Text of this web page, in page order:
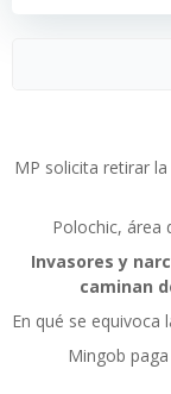
MP solicita retirar
Polochic, área
Invasores y
caminan
En qué se equivoca
Mingob